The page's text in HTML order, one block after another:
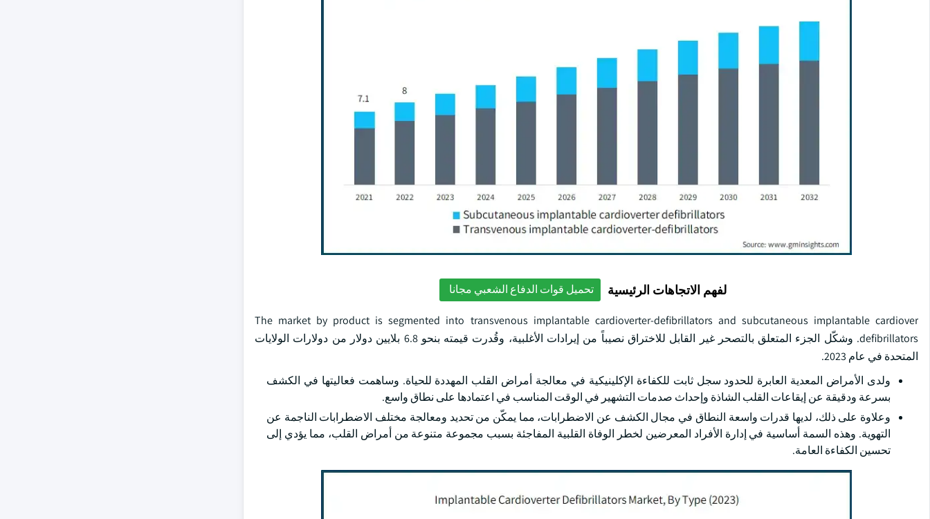
لفهم الاتجاهات الرئيسية تحميل قوات الدفاع الشعبي مجانا
The market by product is segmented into transvenous implantable cardioverter-defibrillators and subcutaneous implantable cardiover
defibrillators. وشكّل الجزء المتعلق بالتصحر غير القابل للاختراق نصيباً من إيرادات الأغلبية، وقُدرت قيمته بنحو 6.8 بلايين دولار من دولارات الولايات
المتحدة في عام 2023.
ولدى الأمراض المعدية العابرة للحدود سجل ثابت للكفاءة الإكلينيكية في معالجة أمراض القلب المهددة للحياة. وساهمت فعاليتها في الكشف
بسرعة ودقيقة عن إيقاعات القلب الشاذة وإحداث صدمات التشهير في الوقت المناسب في اعتمادها على نطاق واسع.
وعلاوة على ذلك، لديها قدرات واسعة النطاق في مجال الكشف عن الاضطرابات، مما يمكّن من تحديد ومعالجة مختلف الاضطرابات الناجمة عن
التهوية. وهذه السمة أساسية في إدارة الأفراد المعرضين لخطر الوفاة القلبية المفاجئة بسبب مجموعة متنوعة من أمراض القلب، مما يؤدي إلى
تحسين الكفاءة العامة.